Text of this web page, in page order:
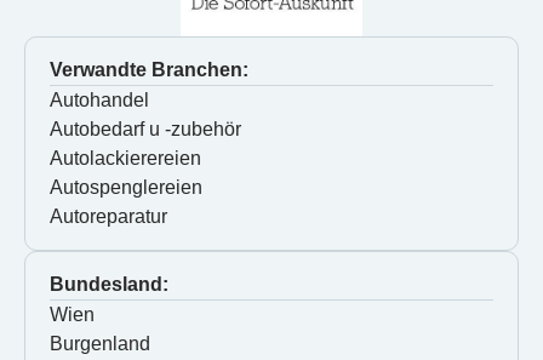
Verwandte Branchen:
Autohandel
Autobedarf u -zubehör
Autolackierereien
Autospenglereien
Autoreparatur
Bundesland:
Wien
Burgenland